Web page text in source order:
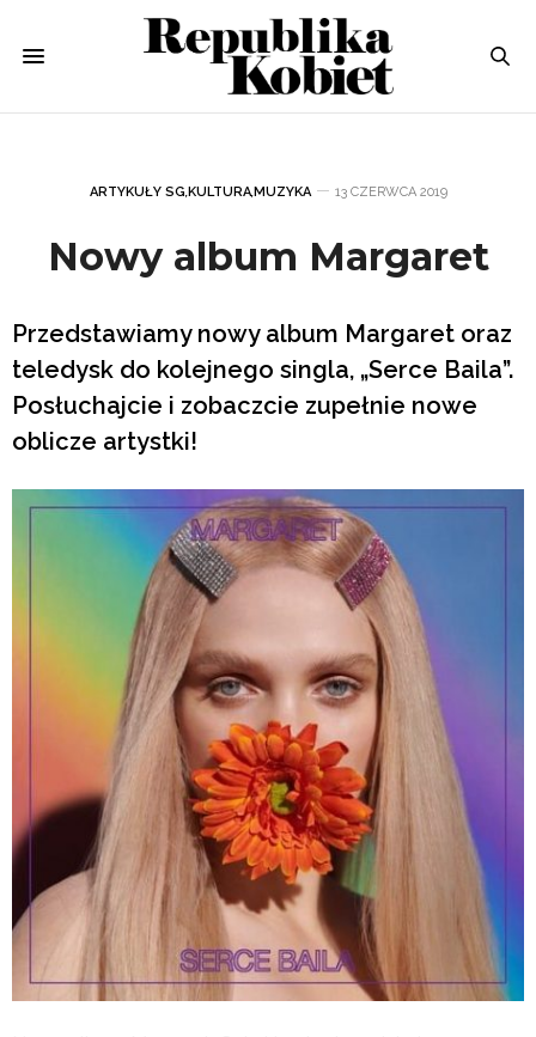
ARTYKUŁY SG,KULTURA,MUZYKA 13 CZERWCA 2019
Nowy album Margaret
Przedstawiamy nowy album Margaret oraz
teledysk do kolejnego singla, „Serce Baila”.
Posłuchajcie i zobaczcie zupełnie nowe
oblicze artystki!